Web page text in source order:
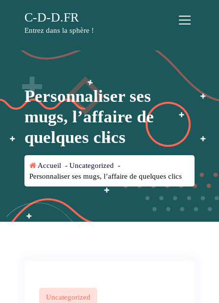
n
C-D-D.FR
Entrez dans la sphère !
Personnaliser ses
mugs, l’affaire de
quelques clics
Accueil - Uncategorized -
Personnaliser ses mugs, l’affaire de quelques clics
Uncategorized